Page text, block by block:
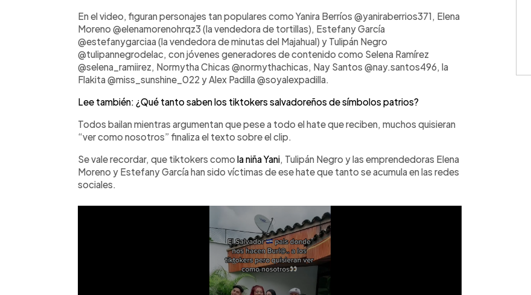
En el video, figuran personajes tan populares como Yanira Berríos @yaniraberrios371, Elena
Moreno @elenamorenohrqz3 (la vendedora de tortillas), Estefany García
@estefanygarciaa (la vendedora de minutas del Majahual) y Tulipán Negro
@tulipannegrodelac, con jóvenes generadores de contenido como Selena Ramírez
@selena_ramiirez, Normytha Chicas @normythachicas, Nay Santos @nay.santos496, la
Flakita @miss_sunshine_022 y Alex Padilla @soyalexpadilla.
Lee también: ¿Qué tanto saben los tiktokers salvadoreños de símbolos patrios?
Todos bailan mientras argumentan que pese a todo el hate que reciben, muchos quisieran
“ver como nosotros” finaliza el texto sobre el clip.
Se vale recordar, que tiktokers como la niña Yani , Tulipán Negro y las emprendedoras Elena
Moreno y Estefany García han sido víctimas de ese hate que tanto se acumula en las redes
sociales.